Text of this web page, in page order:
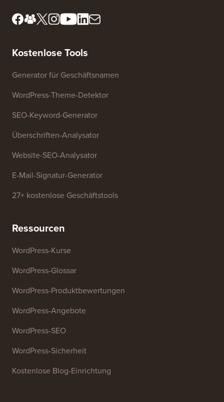
Lernen Sie unser
Redaktionsboard kennen
Presse & Marken-Assets
Kostenlose Tools
Generator für Geschäftsnamen
WordPress-Theme-Detektor
SEO-Keyword-Generator
Website-SEO-Analysator
E-Mail-Signatur-Generator
27+ kostenlose Geschäftstools
Ressourcen
WordPress-Kurse
WordPress-Glossar
WordPress-Produktbewertungen